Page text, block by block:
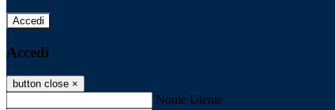
Accedi
Accedi
button close ×
Nome Utente